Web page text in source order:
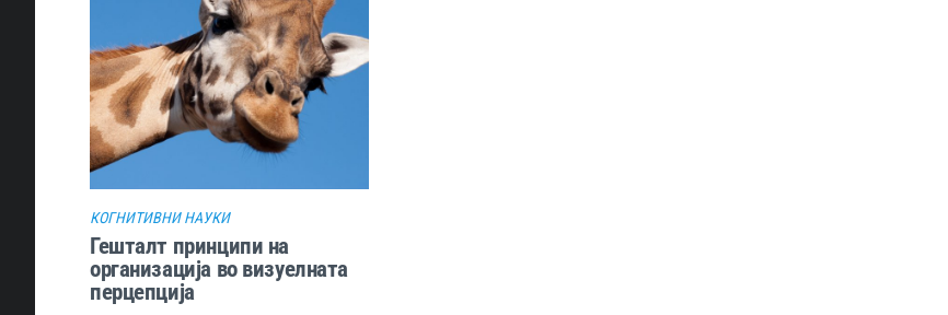
КОГНИТИВНИ НАУКИ
Гешталт принципи на
организација во визуелната
перцепција